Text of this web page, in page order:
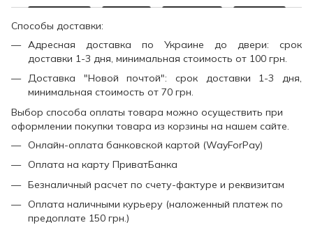
Способы доставки:
Адресная доставка по Украине до двери: срок
доставки 1-3 дня, минимальная стоимость от 100 грн.
Доставка "Новой почтой": срок доставки 1-3 дня,
минимальная стоимость от 70 грн.
Выбор способа оплаты товара можно осуществить при
оформлении покупки товара из корзины на нашем сайте.
Онлайн-оплата банковской картой (WayForPay)
Оплата на карту ПриватБанка
Безналичный расчет по счету-фактуре и реквизитам
Оплата наличными курьеру (наложенный платеж по
предоплате 150 грн.)